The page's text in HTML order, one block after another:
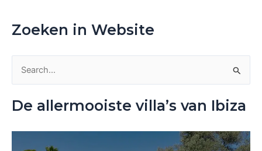
Zoeken in Website
De allermooiste villa’s van Ibiza